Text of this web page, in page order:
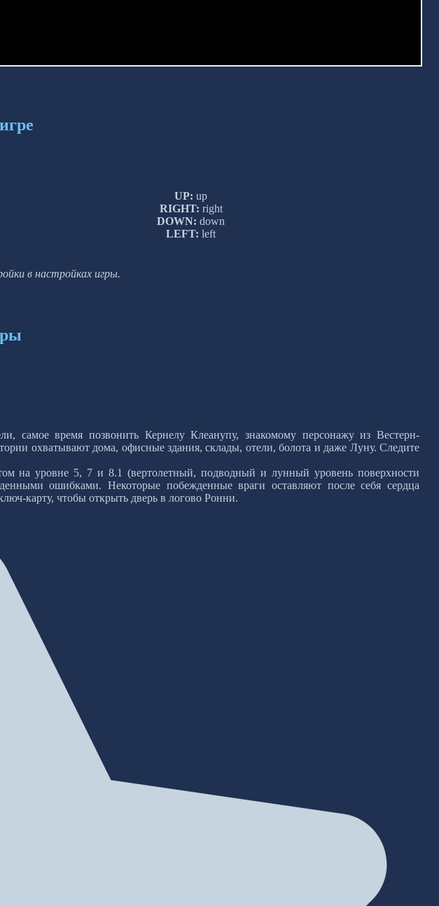
UP: up
RIGHT: right
DOWN: down
LEFT: left
в настройках игры.
самое время позвонить Кернелу Клеанупу, знакомому персонажу из Вестерн-
охватывают дома, офисные здания, склады, отели, болота и даже Луну. Следите
на уровне 5, 7 и 8.1 (вертолетный, подводный и лунный уровень поверхности
ошибками. Некоторые побежденные враги оставляют после себя сердца
карту, чтобы открыть дверь в логово Ронни.